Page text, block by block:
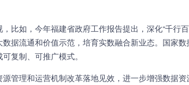
比如，今年福建省政府工作报告提出，深化“千行
据流通和价值示范，培育实数融合新业态。国家
复制、可推广模式。
管理和运营机制改革落地见效，进一步增强数据